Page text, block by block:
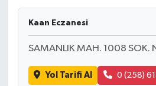
Kaan Eczanesi
SAMANLIK MAH. 1008 SOK.
Yol Tarifi Al 0 (258)